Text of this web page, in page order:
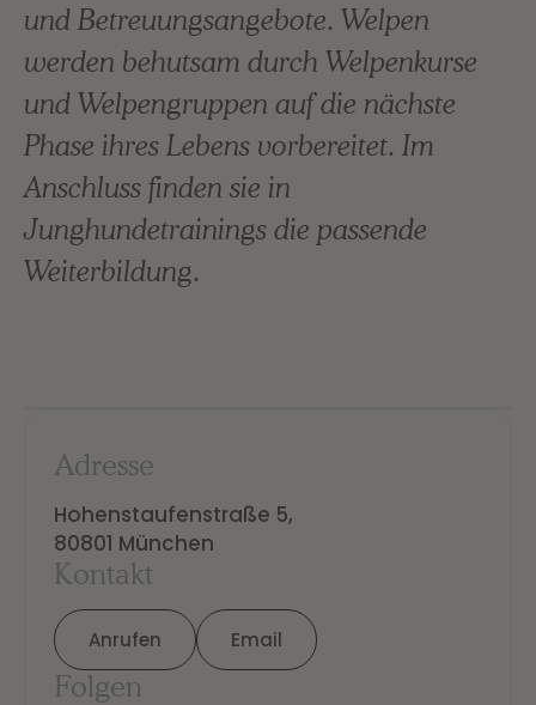
und Betreuungsangebote. Welpen
werden behutsam durch Welpenkurse
und Welpengruppen auf die nächste
Phase ihres Lebens vorbereitet. Im
Anschluss finden sie in
Junghundetrainings die passende
Weiterbildung.
Adresse
Hohenstaufenstraße 5,
80801 München
Kontakt
Anrufen Email
Folgen